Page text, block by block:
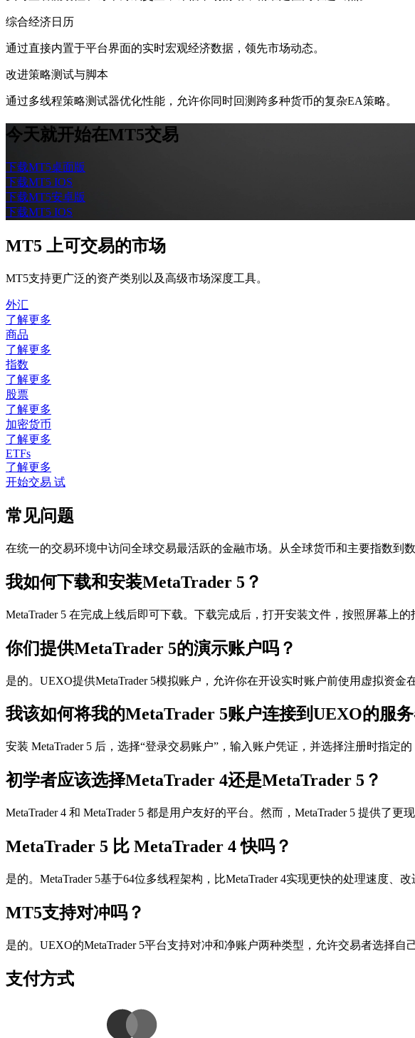
综合经济日历
通过直接内置于平台界面的实时宏观经济数据，领先市场动态。
改进策略测试与脚本
通过多线程策略测试器优化性能，允许你同时回测跨多种货币的复杂EA策略。
今天就开始在MT5交易
下载MT5桌面版
下载MT5 IOS
下载MT5安卓版
下载MT5 IOS
MT5 上可交易的市场
MT5支持更广泛的资产类别以及高级市场深度工具。
外汇
了解更多
商品
了解更多
指数
了解更多
股票
了解更多
加密货币
了解更多
ETFs
了解更多
开始交易 试
常见问题
在统一的交易环境中访问全球交易最活跃的金融市场。从全球货币和主要指数
我如何下载和安装MetaTrader 5？
MetaTrader 5 在完成上线后即可下载。下载完成后，打开安装文件，按照屏幕上
你们提供MetaTrader 5的演示账户吗？
是的。UEXO提供MetaTrader 5模拟账户，允许你在开设实时账户前使用虚拟资金
我该如何将我的MetaTrader 5账户连接到UEXO的服务
安装 MetaTrader 5 后，选择“登录交易账户”，输入账户凭证，并选择注册时指定
初学者应该选择MetaTrader 4还是MetaTrader 5？
MetaTrader 4 和 MetaTrader 5 都是用户友好的平台。然而，MetaTrader 5 提供了
MetaTrader 5 比 MetaTrader 4 快吗？
是的。MetaTrader 5基于64位多线程架构，比MetaTrader 4实现更快的处理速度、
MT5支持对冲吗？
是的。UEXO的MetaTrader 5平台支持对冲和净账户两种类型，允许交易者选择自
支付方式